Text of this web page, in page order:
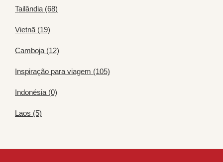
Tailândia (68)
Vietnã (19)
Camboja (12)
Inspiração para viagem (105)
Indonésia (0)
Laos (5)